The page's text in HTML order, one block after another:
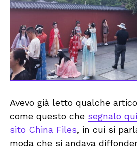
Avevo già letto qualche
come questo che segnalo
sito China Files, in cui si
moda che si andava